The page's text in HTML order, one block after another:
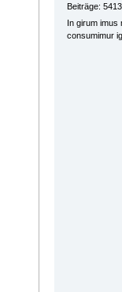
Beiträge: 5413
In girum imus
consumimur